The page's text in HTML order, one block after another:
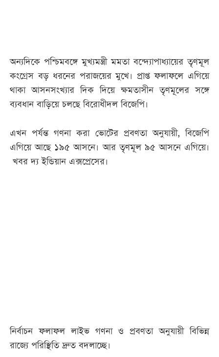
অন্যদিকে পশ্চিমবঙ্গে মুখ্যমন্ত্রী মমতা বন্দ্যোপাধ্যায়ের তৃণমূল
কংগ্রেস বড় ধরনের পরাজয়ের মুখে। প্রাপ্ত ফলাফলে এগিয়ে
থাকা আসনসংখ্যার দিক দিয়ে ক্ষমতাসীন তৃণমূলের সঙ্গে
ব্যবধান বাড়িয়ে চলছে বিরোধীদল বিজেপি।
এখন পর্যন্ত গণনা করা ভোটের প্রবণতা অনুযায়ী, বিজেপি
এগিয়ে আছে ১৯৫ আসনে। আর তৃণমূল ৯৫ আসনে এগিয়ে।
খবর দ্য ইন্ডিয়ান এক্সপ্রেসের।
নির্বাচন ফলাফল লাইভ গণনা ও প্রবণতা অনুযায়ী বিভিন্ন
রাজ্যে পরিস্থিতি দ্রুত বদলাচ্ছে।